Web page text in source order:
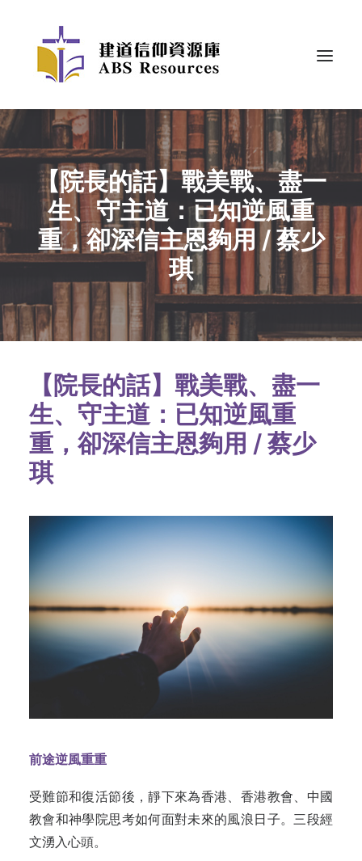
【院長的話】戰美戰、盡一
生、守主道：已知逆風重
重，卻深信主恩夠用 / 蔡少
琪
【院長的話】戰美戰、盡一
生、守主道：已知逆風重
重，卻深信主恩夠用 / 蔡少
琪
前途逆風重重
受難節和復活節後，靜下來為香港、香港教會、中國
教會和神學院思考如何面對未來的風浪日子。三段經
文湧入心頭。